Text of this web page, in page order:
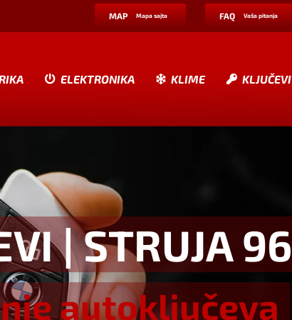
MAP Mapa sajta FAQ Vaša pitanja
ELEKTRONIKA KLIME KLJUČEVI
| STRUJA 96
autoključeva